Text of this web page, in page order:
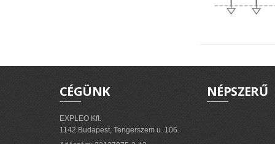
CÉGÜNK
EXPLEO Kft.
1142 Budapest, Tengerszem u. 106.
NÉPSZERŰ